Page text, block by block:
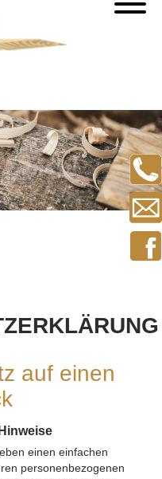
auf einen
einen einfachen
personenbezogenen